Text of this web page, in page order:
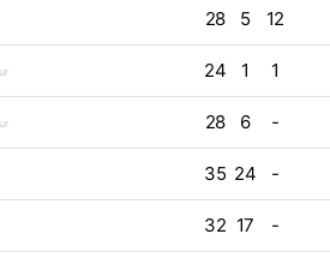
28 5 12
24 1 1
28 6 -
35 24 -
32 17 -